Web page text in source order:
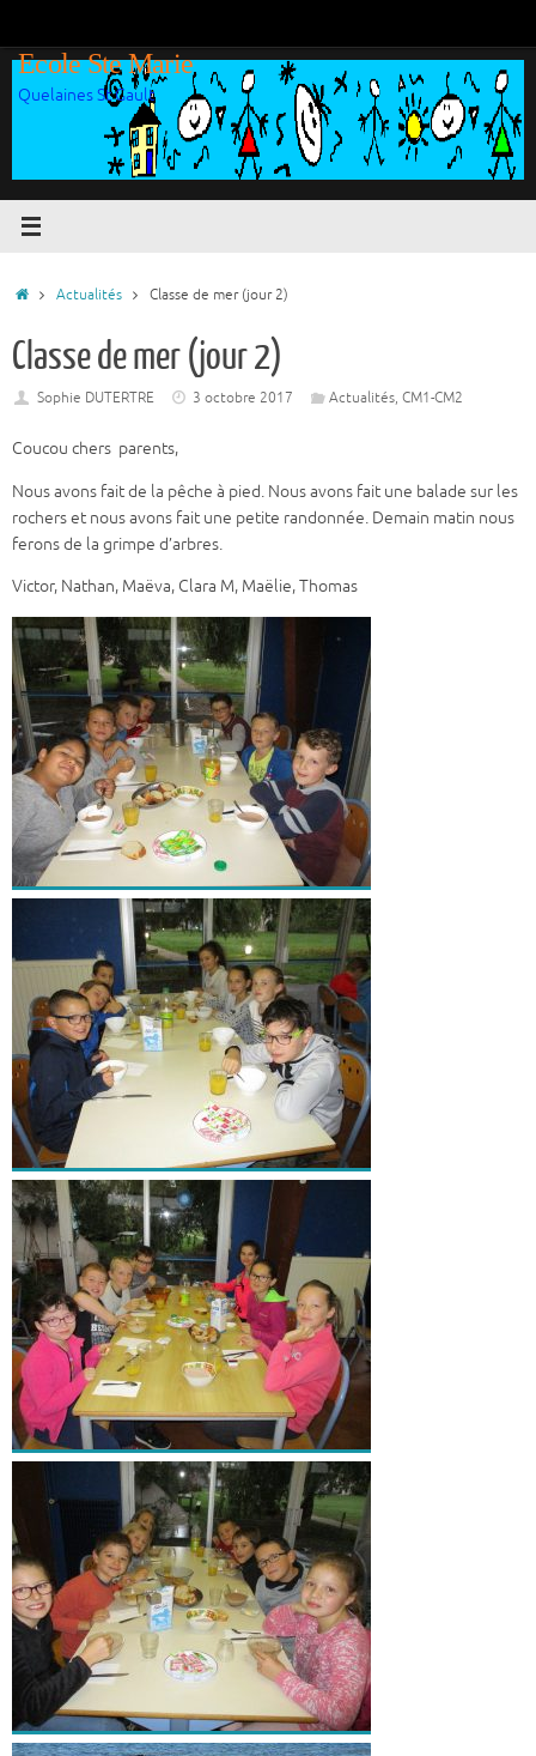
contenu
Ecole Ste Marie
Quelaines St Gault
Accueil
Actualités Classe de mer (jour 2)
Classe de mer (jour 2)
Sophie DUTERTRE 3 octobre 2017 Actualités, CM1-CM2
Coucou chers parents,
Nous avons fait de la pêche à pied. Nous avons fait une balade sur les
rochers et nous avons fait une petite randonnée. Demain matin nous
ferons de la grimpe d’arbres.
Victor, Nathan, Maëva, Clara M, Maëlie, Thomas